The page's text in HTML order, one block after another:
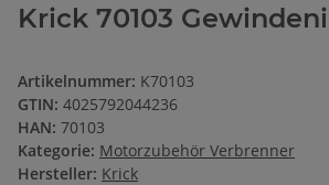
Krick 70103
Artikelnummer: K70103
GTIN: 4025792044236
HAN: 70103
Kategorie: Motorzubehör Verbrenner
Hersteller: Krick